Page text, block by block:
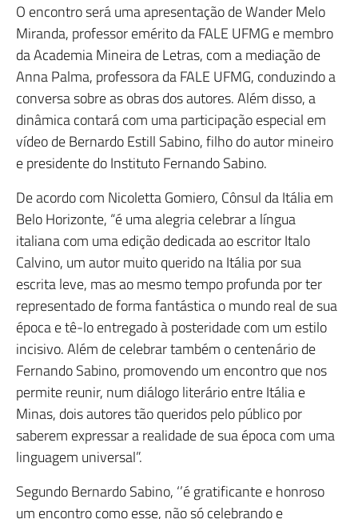
O encontro será uma apresentação de Wander Melo
Miranda, professor emérito da FALE UFMG e membro
da Academia Mineira de Letras, com a mediação de
Anna Palma, professora da FALE UFMG, conduzindo a
conversa sobre as obras dos autores. Além disso, a
dinâmica contará com uma participação especial em
vídeo de Bernardo Estill Sabino, filho do autor mineiro
e presidente do Instituto Fernando Sabino.
De acordo com Nicoletta Gomiero, Cônsul da Itália em
Belo Horizonte, “é uma alegria celebrar a língua
italiana com uma edição dedicada ao escritor Italo
Calvino, um autor muito querido na Itália por sua
escrita leve, mas ao mesmo tempo profunda por ter
representado de forma fantástica o mundo real de sua
época e tê-lo entregado à posteridade com um estilo
incisivo. Além de celebrar também o centenário de
Fernando Sabino, promovendo um encontro que nos
permite reunir, num diálogo literário entre Itália e
Minas, dois autores tão queridos pelo público por
saberem expressar a realidade de sua época com uma
linguagem universal”.
Segundo Bernardo Sabino, ‘’é gratificante e honroso
um encontro como esse, não só celebrando e